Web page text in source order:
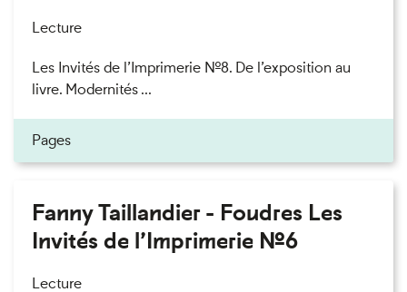
Lecture
Les Invités de l’Imprimerie n°8. De l’exposition au
livre. Modernités ...
Pages
Fanny Taillandier - Foudres Les
Invités de l’Imprimerie n°6
Lecture